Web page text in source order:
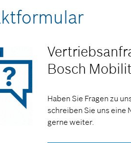
Bosch
Haben Sie Fragen zu
schreiben Sie uns eine
gerne weiter.